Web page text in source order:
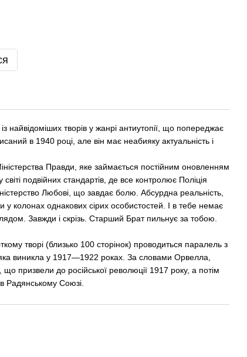
найвідоміших творів у жанрі антиутопії, що попереджає
в 1940 році, але він має неабияку актуальність і
Правди, яке займається постійним оновленням
подвійних стандартів, де все контролює Поліція
Любові, що завдає болю. Абсурдна реальність,
у колонах однакових сірих особистостей. І в тебе немає
Завжди і скрізь. Старший Брат пильнує за тобою.
творі (близько 100 сторінок) проводиться паралель з
виникла у 1917—1922 роках. За словами Орвелла,
що призвели до російської революції 1917 року, а потім
Радянському Союзі.